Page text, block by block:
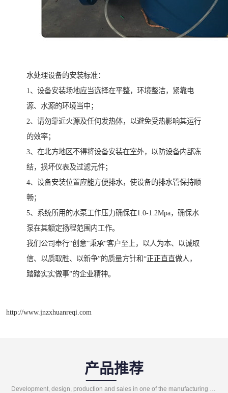
水处理设备的安装标准：
1、设备安装场地应当选择在平整，环境整洁，紧靠电
源、水源的环境当中；
2、请勿靠近火源及任何发热体，以避免受热影响其运行
的效率；
3、在北方地区不得将设备安装在室外，以防设备内部冻
结，损坏仪表及过滤元件；
4、设备安装位置应能方便排水，使设备的排水管保持顺
畅；
5、系统所用的水泵工作压力确保在1.0-1.2Mpa，确保水
泵在其额定扬程范围内工作。
我们公司奉行“创意”秉承“客户至上，以人为本、以诚取
信、以质取胜、以新争”的质量方针和“正正直直做人，
踏踏实实做事”的企业精神。
http://www.jnzxhuanreqi.com
产品推荐